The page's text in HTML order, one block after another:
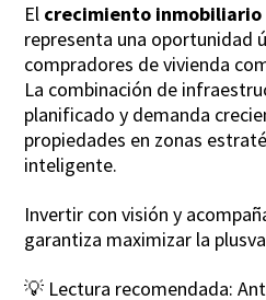
El crecimiento inmobiliario
representa una oportunidad
compradores de vivienda
La combinación de
planificado y demanda
propiedades en zonas
inteligente.
Invertir con visión y
garantiza maximizar la
💡 Lectura recomendada: